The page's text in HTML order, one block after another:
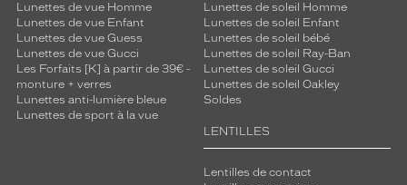
Lunettes de vue Homme
Lunettes de vue Enfant
Lunettes de vue Guess
Lunettes de vue Gucci
Les Forfaits [K] à partir de 39€ -
monture + verres
Lunettes anti-lumière bleue
Lunettes de sport à la vue
Lunettes de soleil Homme
Lunettes de soleil Enfant
Lunettes de soleil bébé
Lunettes de soleil Ray-Ban
Lunettes de soleil Gucci
Lunettes de soleil Oakley
Soldes
LENTILLES
Lentilles de contact